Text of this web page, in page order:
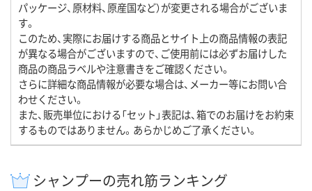
パッケージ、原材料、原産国など）が変更される場合がございま
す。
このため、実際にお届けする商品とサイト上の商品情報の表記
が異なる場合がございますので、ご使用前には必ずお届けした
商品の商品ラベルや注意書きをご確認ください。
さらに詳細な商品情報が必要な場合は、メーカー等にお問い合
わせください。
また、販売単位における「セット」表記は、箱でのお届けをお約束
するものではありません。あらかじめご了承ください。
シャンプーの売れ筋ランキング